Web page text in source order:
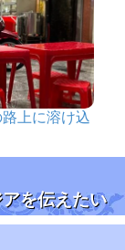
上に溶け込
を伝えたい